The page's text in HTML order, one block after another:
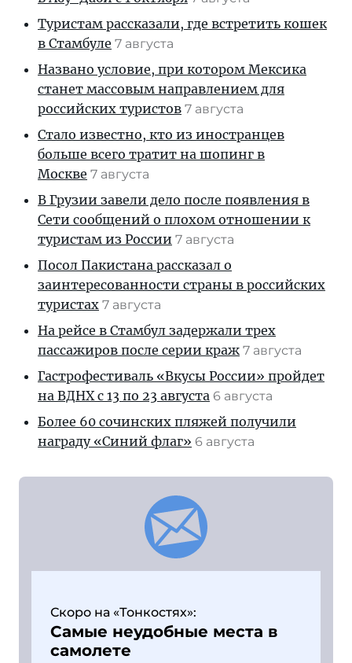
Туристам рассказали, где встретить кошек
в Стамбуле 7 августа
Названо условие, при котором Мексика
станет массовым направлением для
российских туристов 7 августа
Стало известно, кто из иностранцев
больше всего тратит на шопинг в
Москве 7 августа
В Грузии завели дело после появления в
Сети сообщений о плохом отношении к
туристам из России 7 августа
Посол Пакистана рассказал о
заинтересованности страны в российских
туристах 7 августа
На рейсе в Стамбул задержали трех
пассажиров после серии краж 7 августа
Гастрофестиваль «Вкусы России» пройдет
на ВДНХ с 13 по 23 августа 6 августа
Более 60 сочинских пляжей получили
награду «Синий флаг» 6 августа
Скоро на «Тонкостях»:
Самые неудобные места в
самолете